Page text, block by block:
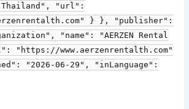
Thailand", "url":
} }, "publisher":
"name": "AERZEN Rental
"https://www.aerzenrentalth.com"
"2026-06-29", "inLanguage":